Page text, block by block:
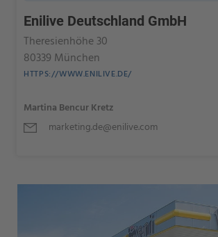
Enilive Deutschland GmbH
Theresienhöhe 30
80339 München
HTTPS://WWW.ENILIVE.DE/
Martina Bencur Kretz
marketing.de@enilive.com